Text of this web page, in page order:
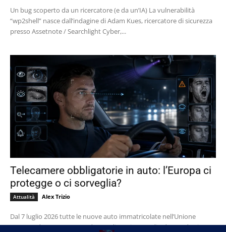
Un bug scoperto da un ricercatore (e da un’IA) La vulnerabilità
“wp2shell” nasce dall’indagine di Adam Kues, ricercatore di sicurezza
presso Assetnote / Searchlight Cyber,...
Telecamere obbligatorie in auto: l’Europa ci
protegge o ci sorveglia?
Attualità Alex Trizio
Dal 7 luglio 2026 tutte le nuove auto immatricolate nell’Unione
Europea dovranno essere dotate di un sistema di Advanced Driver